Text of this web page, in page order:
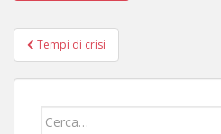
Navigazione
articoli
Tempi di crisi
Cerca: